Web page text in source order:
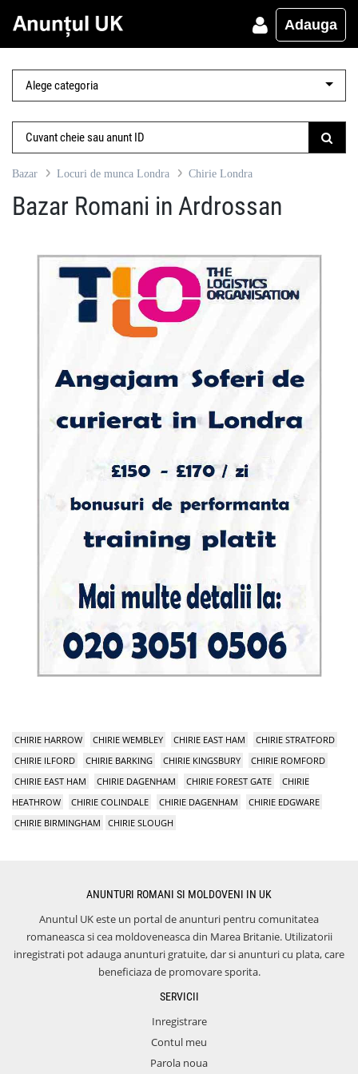
Adauga
Bazar Locuri de munca Londra Chirie Londra
Bazar Romani in Ardrossan
CHIRIE HARROW CHIRIE WEMBLEY CHIRIE EAST HAM
CHIRIE STRATFORD
CHIRIE ILFORD
CHIRIE BARKING CHIRIE KINGSBURY
CHIRIE ROMFORD
CHIRIE EAST HAM
CHIRIE DAGENHAM CHIRIE FOREST GATE
CHIRIE
HEATHROW
CHIRIE COLINDALE CHIRIE DAGENHAM
CHIRIE EDGWARE
CHIRIE BIRMINGHAM
CHIRIE SLOUGH
ANUNTURI ROMANI SI MOLDOVENI IN UK
Anuntul UK este un portal de anunturi pentru comunitatea
romaneasca si cea moldoveneasca din Marea Britanie. Utilizatorii
inregistrati pot adauga anunturi gratuite, dar si anunturi cu plata, care
beneficiaza de promovare sporita.
SERVICII
Inregistrare
Contul meu
Parola noua